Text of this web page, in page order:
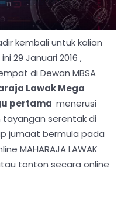
kembali untuk kalian
29 Januari 2016 ,
di Dewan MBSA
Lawak Mega
pertama menerusi
tayangan serentak di
jumaat bermula pada
MAHARAJA LAWAK
tonton secara online